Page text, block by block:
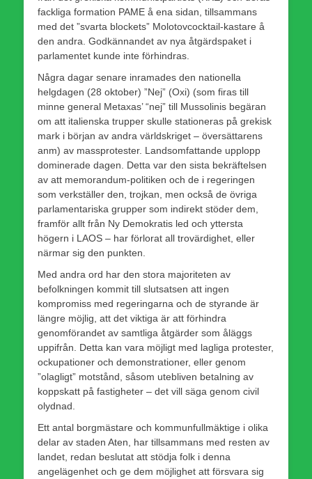
fackliga formation PAME å ena sidan, tillsammans
med det ”svarta blockets” Molotovcocktail-kastare å
den andra. Godkännandet av nya åtgärdspaket i
parlamentet kunde inte förhindras.
Några dagar senare inramades den nationella
helgdagen (28 oktober) ”Nej” (Oxi) (som firas till
minne general Metaxas’ “nej” till Mussolinis begäran
om att italienska trupper skulle stationeras på grekisk
mark i början av andra världskriget – översättarens
anm) av massprotester. Landsomfattande upplopp
dominerade dagen. Detta var den sista bekräftelsen
av att memorandum-politiken och de i regeringen
som verkställer den, trojkan, men också de övriga
parlamentariska grupper som indirekt stöder dem,
framför allt från Ny Demokratis led och yttersta
högern i LAOS – har förlorat all trovärdighet, eller
närmar sig den punkten.
Med andra ord har den stora majoriteten av
befolkningen kommit till slutsatsen att ingen
kompromiss med regeringarna och de styrande är
längre möjlig, att det viktiga är att förhindra
genomförandet av samtliga åtgärder som åläggs
uppifrån. Detta kan vara möjligt med lagliga protester,
ockupationer och demonstrationer, eller genom
”olagligt” motstånd, såsom utebliven betalning av
koppskatt på fastigheter – det vill säga genom civil
olydnad.
Ett antal borgmästare och kommunfullmäktige i olika
delar av staden Aten, har tillsammans med resten av
landet, redan beslutat att stödja folk i denna
angelägenhet och ge dem möjlighet att försvara sig